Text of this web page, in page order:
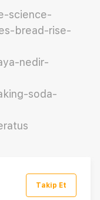
science-
bread-rise-
nedir-
soda-
Takip Et